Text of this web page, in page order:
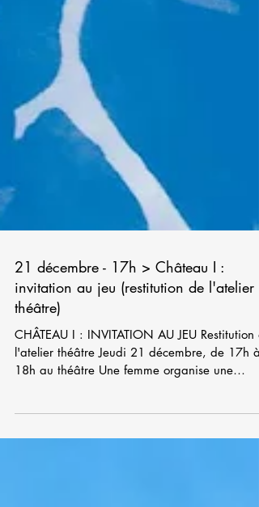
21 décembre - 17h > Château I :
invitation au jeu (restitution de l'atelier
théâtre)
l'atelier théâtre Jeudi 21 décembre, de 17h à
18h au théâtre Une femme organise une